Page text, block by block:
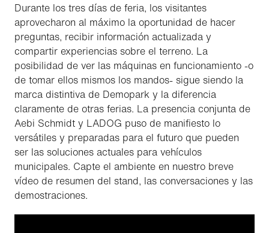
Durante los tres días de feria, los visitantes
aprovecharon al máximo la oportunidad de hacer
preguntas, recibir información actualizada y
compartir experiencias sobre el terreno. La
posibilidad de ver las máquinas en funcionamiento -o
de tomar ellos mismos los mandos- sigue siendo la
marca distintiva de Demopark y la diferencia
claramente de otras ferias. La presencia conjunta de
Aebi Schmidt y LADOG puso de manifiesto lo
versátiles y preparadas para el futuro que pueden
ser las soluciones actuales para vehículos
municipales. Capte el ambiente en nuestro breve
vídeo de resumen del stand, las conversaciones y las
demostraciones.